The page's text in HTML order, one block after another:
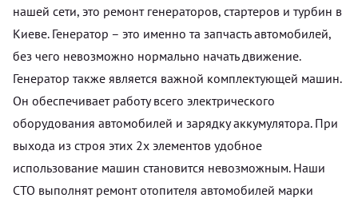
нашей сети, это ремонт генераторов, стартеров и турбин в
Киеве. Генератор – это именно та запчасть автомобилей,
без чего невозможно нормально начать движение.
Генератор также является важной комплектующей машин.
Он обеспечивает работу всего электрического
оборудования автомобилей и зарядку аккумулятора. При
выхода из строя этих 2х элементов удобное
использование машин становится невозможным. Наши
СТО выполнят ремонт отопителя автомобилей марки